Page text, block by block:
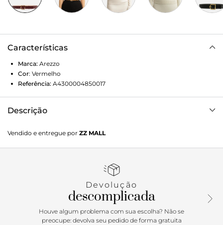
Características
Marca: Arezzo
Cor: Vermelho
Referência: A4300004850017
Descrição
Vendido e entregue por ZZ MALL
Devolução
descomplicada
Houve algum problema com sua escolha? Não se
preocupe: devolva seu pedido de forma gratuita